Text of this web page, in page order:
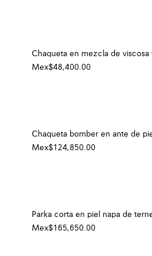
Chaqueta en mezcla de viscosa
Mex$48,400.00
Chaqueta bomber en ante de
Mex$124,850.00
Parka corta en piel napa de
Mex$165,650.00